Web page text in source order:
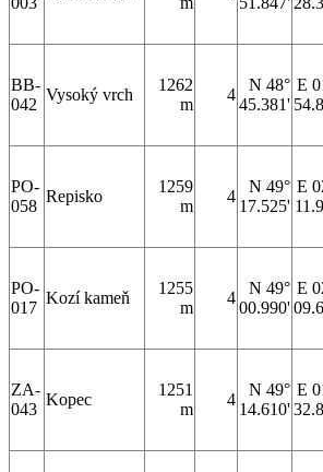
BB-
042
Vysoký vrch
1262
m
4
N 48°
45.381'
E
PO-
058
Repisko
1259
m
4
N 49°
17.525'
E
PO-
017
Kozí kameň
1255
m
4
N 49°
00.990'
E
ZA-
043
Kopec
1251
m
4
N 49°
14.610'
E